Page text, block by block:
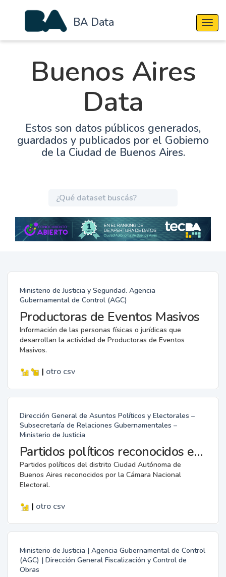
BA Data
Buenos Aires
Data
Estos son datos públicos generados,
guardados y publicados por el Gobierno
de la Ciudad de Buenos Aires.
Ministerio de Justicia y Seguridad. Agencia
Gubernamental de Control (AGC)
Productoras de Eventos Masivos
Información de las personas físicas o jurídicas que
desarrollan la actividad de Productoras de Eventos
Masivos.
| otro csv
Dirección General de Asuntos Políticos y Electorales –
Subsecretaría de Relaciones Gubernamentales –
Ministerio de Justicia
Partidos políticos reconocidos en CABA.
Partidos políticos del distrito Ciudad Autónoma de
Buenos Aires reconocidos por la Cámara Nacional
Electoral.
| otro csv
Ministerio de Justicia | Agencia Gubernamental de Control
(AGC) | Dirección General Fiscalización y Control de
Obras